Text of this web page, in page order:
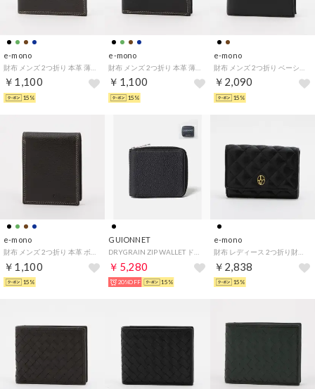
e-mono
￥1,100
15%
e-mono
￥1,100
15%
e-mono
￥2,090
15%
e-mono
財布 メンズ 2つ折り 本革 ボックスコインケース ダブルステッチ シュリンクレザー ベーシック （チョコ）
￥1,100
15%
GUIONNET
DRYGRAIN ZIP WALLET ドライグレイン ジップウォレット PG508A （BLACK/ブラック(PACK)）
￥5,280
20%OFF 15%
e-mono
財布 レディース 2つ折り財布 大容量 フラップ 中L字ファスナー キルティング ステッチ ブローチ 高見え エレガンス （ブラック）
￥2,838
15%